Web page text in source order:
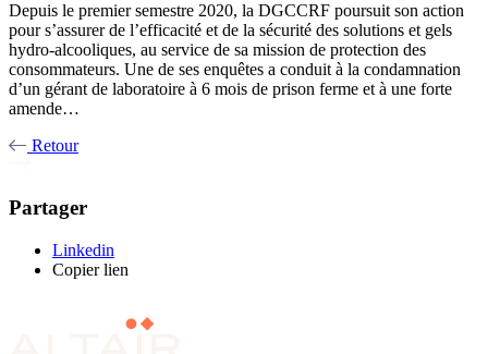
Depuis le premier semestre 2020, la DGCCRF poursuit son action
pour s’assurer de l’efficacité et de la sécurité des solutions et gels
hydro-alcooliques, au service de sa mission de protection des
consommateurs. Une de ses enquêtes a conduit à la condamnation
d’un gérant de laboratoire à 6 mois de prison ferme et à une forte
amende…
Retour
Partager
Linkedin
Copier lien